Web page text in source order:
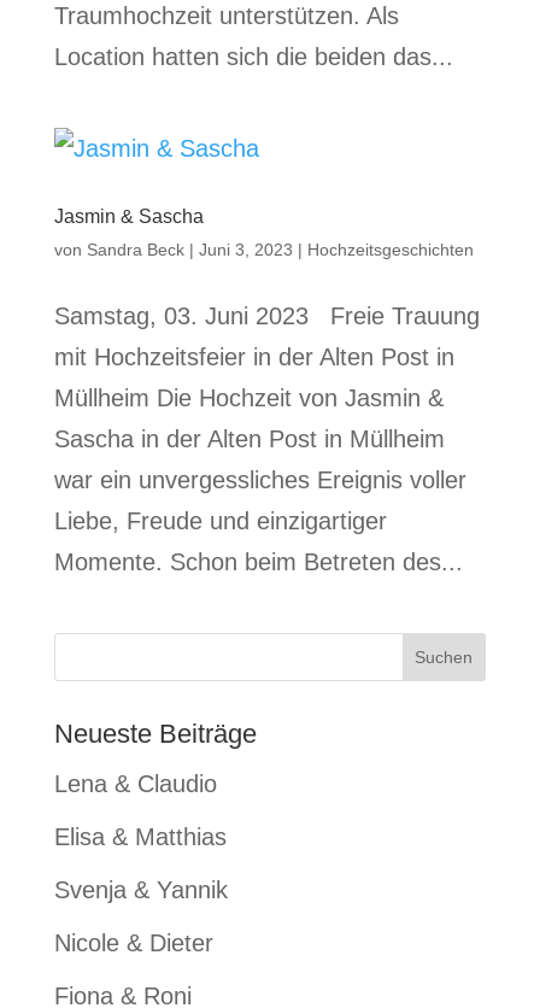
Traumhochzeit unterstützen. Als
Location hatten sich die beiden das...
Jasmin & Sascha
von Sandra Beck| Juni 3, 2023 | Hochzeitsgeschichten
Samstag, 03. Juni 2023 Freie Trauung
mit Hochzeitsfeier in der Alten Post in
Müllheim Die Hochzeit von Jasmin &
Sascha in der Alten Post in Müllheim
war ein unvergessliches Ereignis voller
Liebe, Freude und einzigartiger
Momente. Schon beim Betreten des...
Neueste Beiträge
Lena & Claudio
Elisa & Matthias
Svenja & Yannik
Nicole & Dieter
Fiona & Roni